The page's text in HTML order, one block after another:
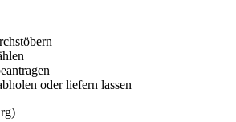
oder liefern lassen